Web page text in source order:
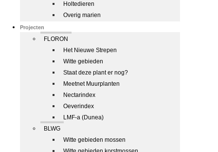
Holtedieren
Overig marien
Projecten
FLORON
Het Nieuwe Strepen
Witte gebieden
Staat deze plant er nog?
Meetnet Muurplanten
Nectarindex
Oeverindex
LMF-a (Dunea)
BLWG
Witte gebieden mossen